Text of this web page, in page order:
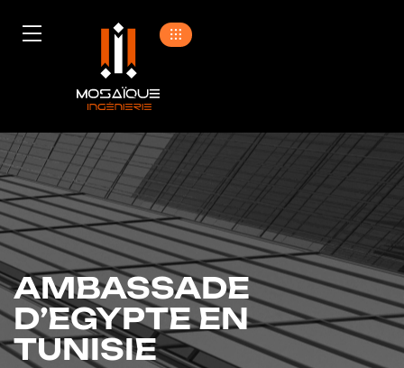
AMBASSADE
D’EGYPTE EN
TUNISIE